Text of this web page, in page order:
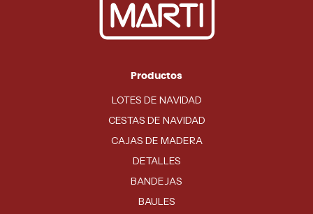
Productos
LOTES DE NAVIDAD
CESTAS DE NAVIDAD
CAJAS DE MADERA
DETALLES
BANDEJAS
BAULES